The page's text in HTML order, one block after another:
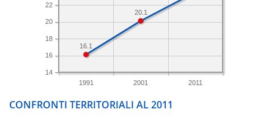
1991 2001 2011
14
16
18
20
22
20.1
16.1
CONFRONTI TERRITORIALI AL 2011